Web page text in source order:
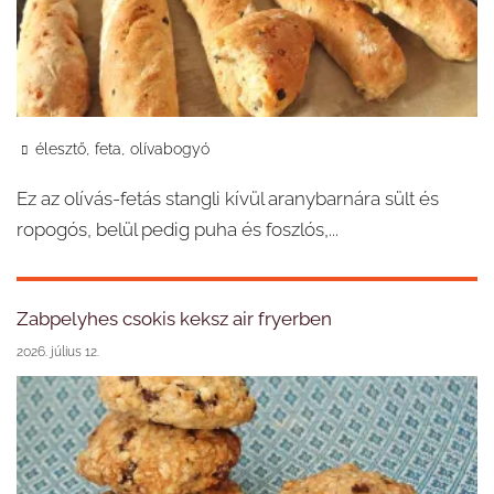
élesztő, feta, olívabogyó
Ez az olívás-fetás stangli kívül aranybarnára sült és
ropogós, belül pedig puha és foszlós,...
Zabpelyhes csokis keksz air fryerben
2026. július 12.